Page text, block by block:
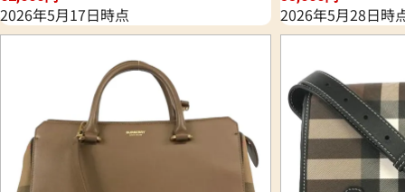
2026年5月17日時点 2026年5月28日時